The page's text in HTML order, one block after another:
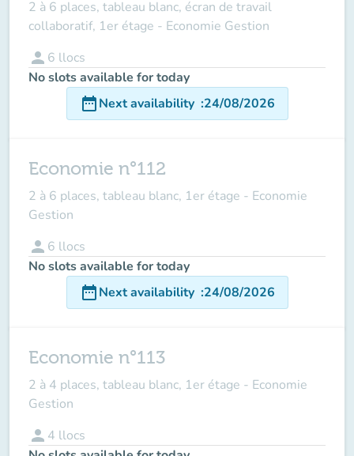
2 à 6 places, tableau blanc, écran de travail
collaboratif, 1er étage - Economie Gestion
person 6 llocs
No slots available for today
date_rangeNext availability :24/08/2026
Economie n°112
2 à 6 places, tableau blanc, 1er étage - Economie
Gestion
person 6 llocs
No slots available for today
date_rangeNext availability :24/08/2026
Economie n°113
2 à 4 places, tableau blanc, 1er étage - Economie
Gestion
person 4 llocs